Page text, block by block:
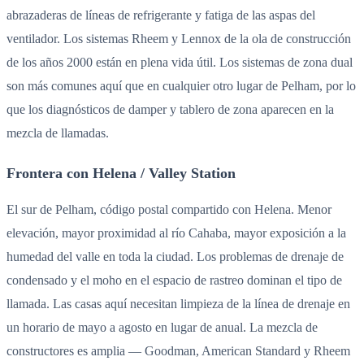
abrazaderas de líneas de refrigerante y fatiga de las aspas del
ventilador. Los sistemas Rheem y Lennox de la ola de construcción
de los años 2000 están en plena vida útil. Los sistemas de zona dual
son más comunes aquí que en cualquier otro lugar de Pelham, por lo
que los diagnósticos de damper y tablero de zona aparecen en la
mezcla de llamadas.
Frontera con Helena / Valley Station
El sur de Pelham, código postal compartido con Helena. Menor
elevación, mayor proximidad al río Cahaba, mayor exposición a la
humedad del valle en toda la ciudad. Los problemas de drenaje de
condensado y el moho en el espacio de rastreo dominan el tipo de
llamada. Las casas aquí necesitan limpieza de la línea de drenaje en
un horario de mayo a agosto en lugar de anual. La mezcla de
constructores es amplia — Goodman, American Standard y Rheem